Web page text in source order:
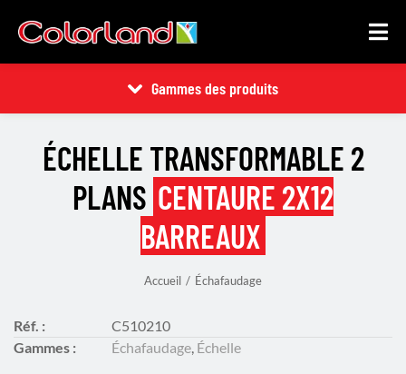
Gammes des produits
ÉCHELLE TRANSFORMABLE 2
PLANS CENTAURE 2X12
BARREAUX
Accueil Échafaudage
Réf. :
C510210
Gammes :
Échafaudage, Échelle